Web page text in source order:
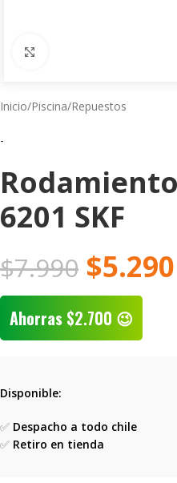
Inicio/Piscina/Repuestos
-
6201 SKF
$7.990 $5.290
Ahorras $2.700 😉
Disponible:
✅ Despacho a todo chile
✅ Retiro en tienda